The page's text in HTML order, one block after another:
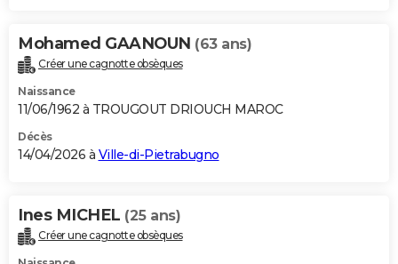
Mohamed GAANOUN (63 ans)
Créer une cagnotte obsèques
Naissance
11/06/1962 à TROUGOUT DRIOUCH MAROC
Décès
14/04/2026 à Ville-di-Pietrabugno
Ines MICHEL (25 ans)
Créer une cagnotte obsèques